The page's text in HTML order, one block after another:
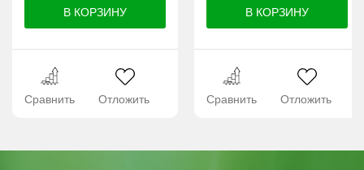
Сравнить Отложить Сравнить Отложить